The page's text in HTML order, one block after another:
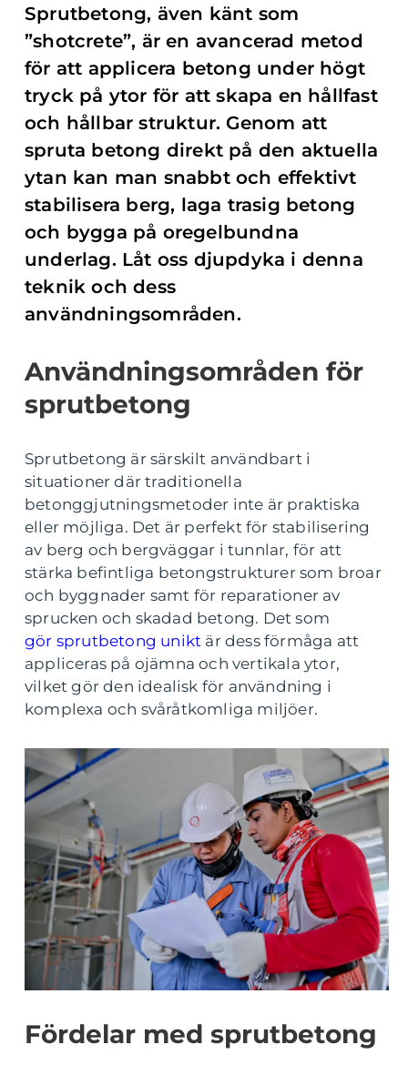
Sprutbetong, även känt som
”shotcrete”, är en avancerad metod
för att applicera betong under högt
tryck på ytor för att skapa en hållfast
och hållbar struktur. Genom att
spruta betong direkt på den aktuella
ytan kan man snabbt och effektivt
stabilisera berg, laga trasig betong
och bygga på oregelbundna
underlag. Låt oss djupdyka i denna
teknik och dess
användningsområden.
Användningsområden för
sprutbetong
Sprutbetong är särskilt användbart i
situationer där traditionella
betonggjutningsmetoder inte är praktiska
eller möjliga. Det är perfekt för stabilisering
av berg och bergväggar i tunnlar, för att
stärka befintliga betongstrukturer som broar
och byggnader samt för reparationer av
sprucken och skadad betong. Det som
gör sprutbetong unikt är dess förmåga att
appliceras på ojämna och vertikala ytor,
vilket gör den idealisk för användning i
komplexa och svåråtkomliga miljöer.
Fördelar med sprutbetong